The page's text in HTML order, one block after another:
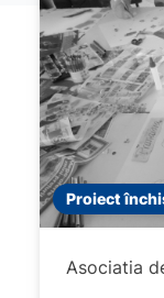
Proiect
Asociatia